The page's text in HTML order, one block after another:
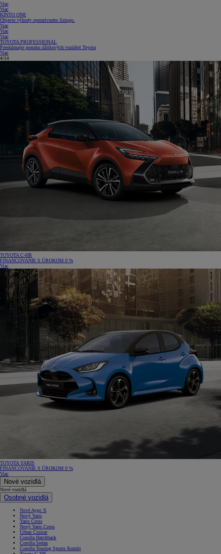
Viac
Viac
KINTO ONE
Objavte výhody operatívneho lízingu.
Viac
Viac
Viac
TOYOTA PROFESSIONAL
Preskúmajte ponuku úžitkových vozidiel Toyota
Viac
5/14
TOYOTA C‑HR
FINANCOVANIE S ÚROKOM 0 %
Viac
TOYOTA YARIS
FINANCOVANIE S ÚROKOM 0 %
Viac
Nové vozidlá
Nové vozidlá
Osobné vozidlá
Nové Aygo X
Nový Yaris
Yaris Cross
Nový Yaris Cross
Urban Cruiser
Corolla Hatchback
Corolla Sedan
Corolla Touring Sports Kombi